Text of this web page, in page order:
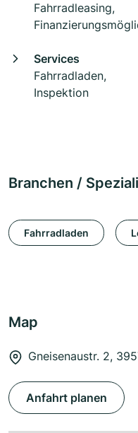
Fahrradleasing,
Services
Fahrradladen,
Inspektion
Branchen /
Fahrradladen
Map
Gneisenaustr. 2,
Anfahrt planen